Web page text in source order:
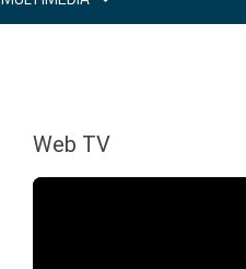
Web TV